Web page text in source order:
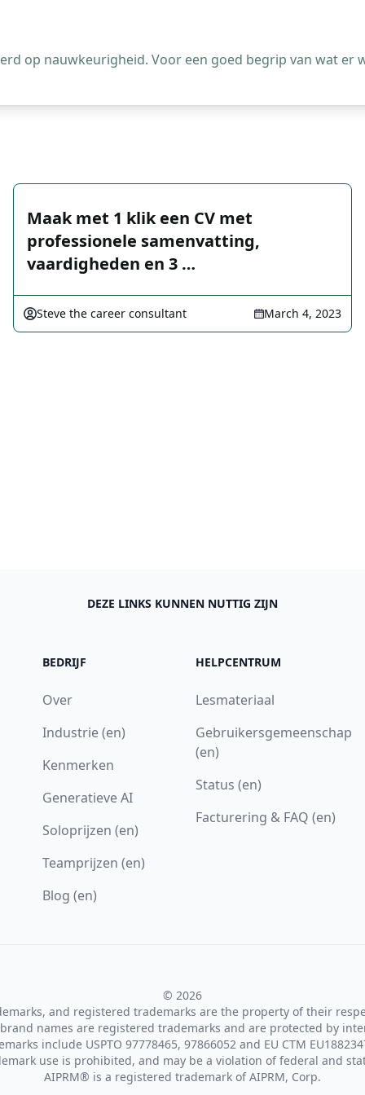
op nauwkeurigheid. Voor een goed begrip van wat er
Maak met 1 klik een CV met
professionele samenvatting,
vaardigheden en 3 …
Steve the career consultant March 4, 2023
DEZE LINKS KUNNEN NUTTIG ZIJN
BEDRIJF
Over
Industrie (en)
Kenmerken
Generatieve AI
Soloprijzen (en)
Teamprijzen (en)
Blog (en)
HELPCENTRUM
Lesmateriaal
Gebruikersgemeenschap
(en)
Status (en)
Facturering & FAQ (en)
© 2026
and registered trademarks are the property of their
names are registered trademarks and are protected by
include USPTO 97778465, 97866052 and EU CTM
use is prohibited, and may be a violation of federal and
AIPRM® is a registered trademark of AIPRM, Corp.